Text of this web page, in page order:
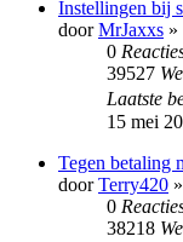
Instellingen bij
doorMrJaxxs »
0
39527
Laatste
15 mei
Tegen betaling
doorTerry420
0
38218